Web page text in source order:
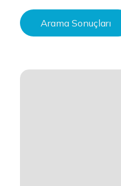
Arama Sonuçları